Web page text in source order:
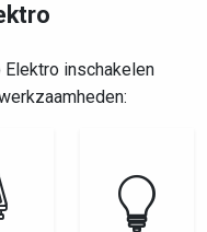
inschakelen